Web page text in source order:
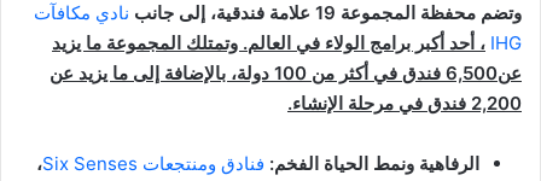
وتضم محفظة المجموعة 19 علامة فندقية، إلى جانب
نادي مكافآت
IHG ، أحد أكبر برامج الولاء في العالم. وتمتلك المجموعة ما يزيد
عن6,500 فندق في أكثر من 100 دولة، بالإضافة إلى ما يزيد عن
2,200 فندق في مرحلة الإنشاء.
الرفاهية ونمط الحياة الفخم: فنادق ومنتجعات Six Senses
،